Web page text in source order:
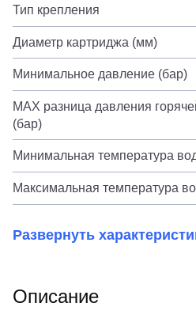
Тип крепления
Диаметр картриджа (мм)
Минимальное давление (бар)
MAX разница давления
(бар)
Минимальная температура
Максимальная температура
Развернуть
Описание